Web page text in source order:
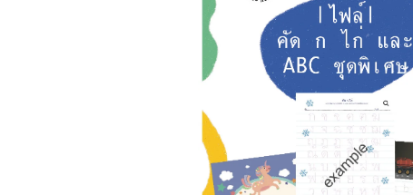
เทคนิคการสอนภาษาไทยให้อ่านออก เขียนได้
บทความสอนและเรียนให้สนุก
คัดลายมือเลขไทย ตัวใหญ่สำหรับหัดคัด คณิตศาสตร์